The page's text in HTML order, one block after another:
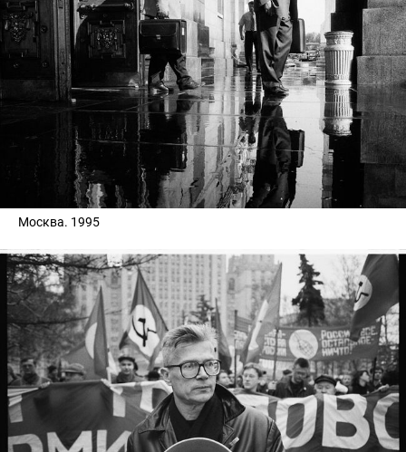
Москва. 1995